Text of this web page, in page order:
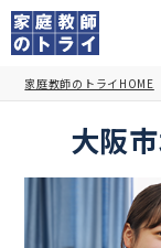
家庭教師のトライHOME
大阪